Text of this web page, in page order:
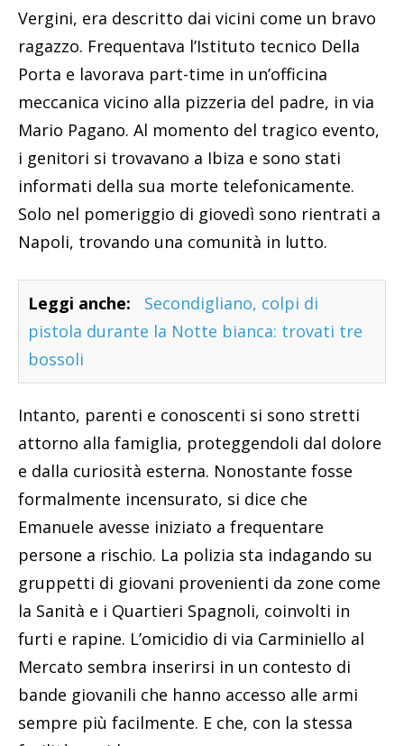
Vergini, era descritto dai vicini come un bravo
ragazzo. Frequentava l’Istituto tecnico Della
Porta e lavorava part-time in un’officina
meccanica vicino alla pizzeria del padre, in via
Mario Pagano. Al momento del tragico evento,
i genitori si trovavano a Ibiza e sono stati
informati della sua morte telefonicamente.
Solo nel pomeriggio di giovedì sono rientrati a
Napoli, trovando una comunità in lutto.
Leggi anche:
Secondigliano, colpi di
pistola durante la Notte bianca: trovati tre
bossoli
Intanto, parenti e conoscenti si sono stretti
attorno alla famiglia, proteggendoli dal dolore
e dalla curiosità esterna. Nonostante fosse
formalmente incensurato, si dice che
Emanuele avesse iniziato a frequentare
persone a rischio. La polizia sta indagando su
gruppetti di giovani provenienti da zone come
la Sanità e i Quartieri Spagnoli, coinvolti in
furti e rapine. L’omicidio di via Carminiello al
Mercato sembra inserirsi in un contesto di
bande giovanili che hanno accesso alle armi
sempre più facilmente. E che, con la stessa